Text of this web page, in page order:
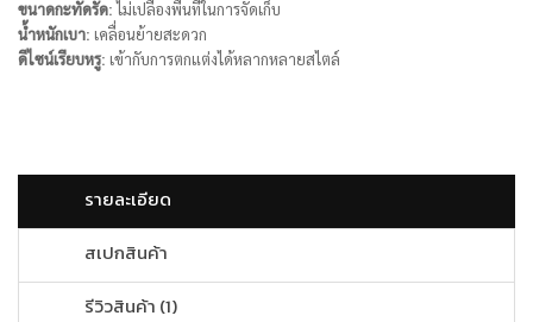
ขนาดกะทัดรัด: ไม่เปลืองพื้นที่ในการจัดเก็บ
น้ำหนักเบา: เคลื่อนย้ายสะดวก
ดีไซน์เรียบหรู: เข้ากับการตกแต่งได้หลากหลายสไตล์
รายละเอียด
สเปกสินค้า
รีวิวสินค้า 1